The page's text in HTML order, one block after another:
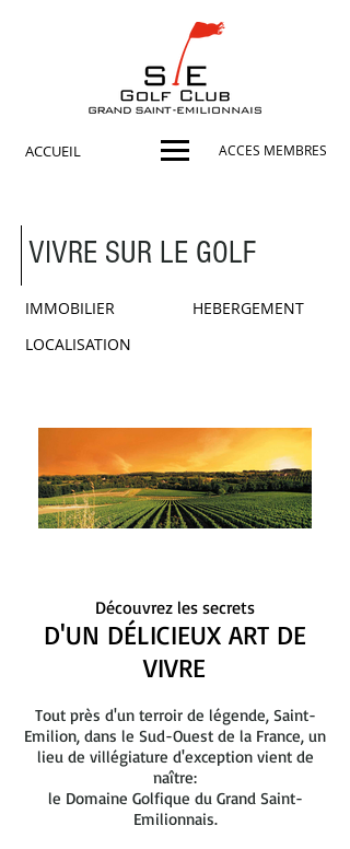
ACCES MEMBRES
ACCUEIL
VIVRE SUR LE GOLF
IMMOBILIER
HEBERGEMENT
LOCALISATION
Découvrez les secrets
D'UN DÉLICIEUX ART DE
VIVRE
Tout près d'un terroir de légende, Saint-
Emilion, dans le Sud-Ouest de la France, un
lieu de villégiature d'exception vient de
naître:
le Domaine Golfique du Grand Saint-
Emilionnais.